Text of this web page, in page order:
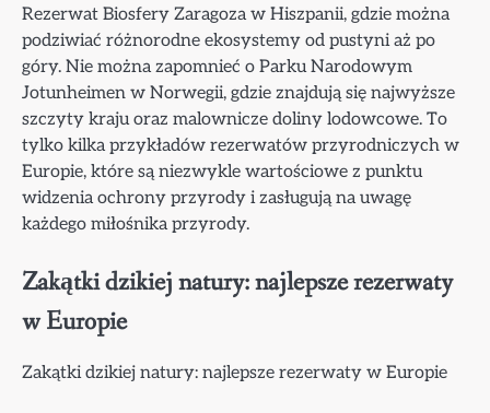
Rezerwat Biosfery Zaragoza w Hiszpanii, gdzie można
podziwiać różnorodne ekosystemy od pustyni aż po
góry. Nie można zapomnieć o Parku Narodowym
Jotunheimen w Norwegii, gdzie znajdują się najwyższe
szczyty kraju oraz malownicze doliny lodowcowe. To
tylko kilka przykładów rezerwatów przyrodniczych w
Europie, które są niezwykle wartościowe z punktu
widzenia ochrony przyrody i zasługują na uwagę
każdego miłośnika przyrody.
Zakątki dzikiej natury: najlepsze rezerwaty
w Europie
Zakątki dzikiej natury: najlepsze rezerwaty w Europie